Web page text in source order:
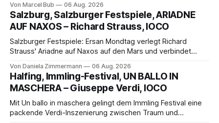
eine bildgewaltige Inszenierung, Maxime Pascal entfaltet
die komplexe Partitur eindrucksvoll, Philippe Sly berührt als
Franziskus.
Von Marcel Bub 06 Aug. 2026
Salzburg, Salzburger Festspiele, ARIADNE
AUF NAXOS – Richard Strauss, IOCO
Salzburger Festspiele: Ersan Mondtag verlegt Richard
Strauss' Ariadne auf Naxos auf den Mars und verbindet
Aufführung mit starken Solisten und den Wiener
Philharmonikern, szenisch bleibt der zweite Akt jedoch
hinter den Erwartungen zurück.
Von Daniela Zimmermann 06 Aug. 2026
Halfing, Immling-Festival, UN BALLO IN
MASCHERA – Giuseppe Verdi, IOCO
Mit Un ballo in maschera gelingt dem Immling Festival eine
packende Verdi-Inszenierung zwischen Traum und